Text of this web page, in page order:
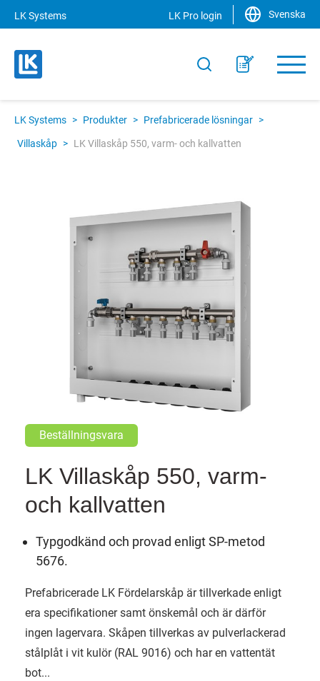
LK Systems LK Pro login Svenska
LK Systems > Produkter > Prefabricerade lösningar >
Villaskåp > LK Villaskåp 550, varm- och kallvatten
Beställningsvara
LK Villaskåp 550, varm-
och kallvatten
Typgodkänd och provad enligt SP-metod
5676.
Prefabricerade LK Fördelarskåp är tillverkade enligt
era specifikationer samt önskemål och är därför
ingen lagervara. Skåpen tillverkas av pulverlackerad
stålplåt i vit kulör (RAL 9016) och har en vattentät
bot...